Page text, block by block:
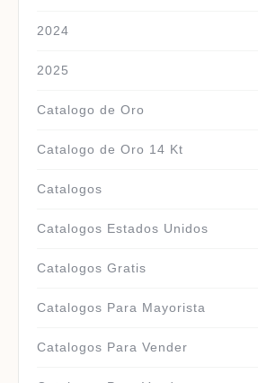
2024
2025
Catalogo de Oro
Catalogo de Oro 14 Kt
Catalogos
Catalogos Estados Unidos
Catalogos Gratis
Catalogos Para Mayorista
Catalogos Para Vender